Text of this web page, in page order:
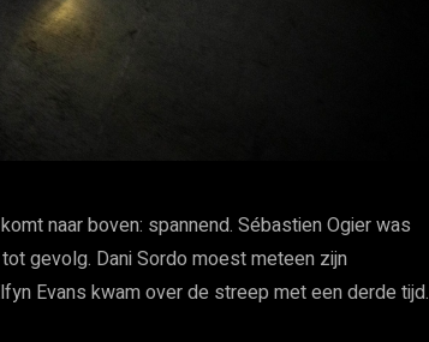
naar boven: spannend. Sébastien Ogier was
gevolg. Dani Sordo moest meteen zijn
Evans kwam over de streep met een derde tijd.